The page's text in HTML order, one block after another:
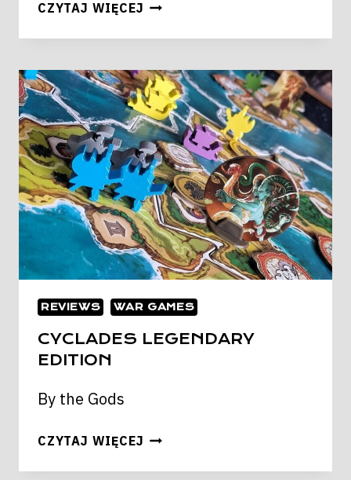
CZYTAJ WIĘCEJ SKULK
REVIEWS WAR GAMES
CYCLADES LEGENDARY
EDITION
By the Gods
CZYTAJ WIĘCEJ CYCLADES
EDITION